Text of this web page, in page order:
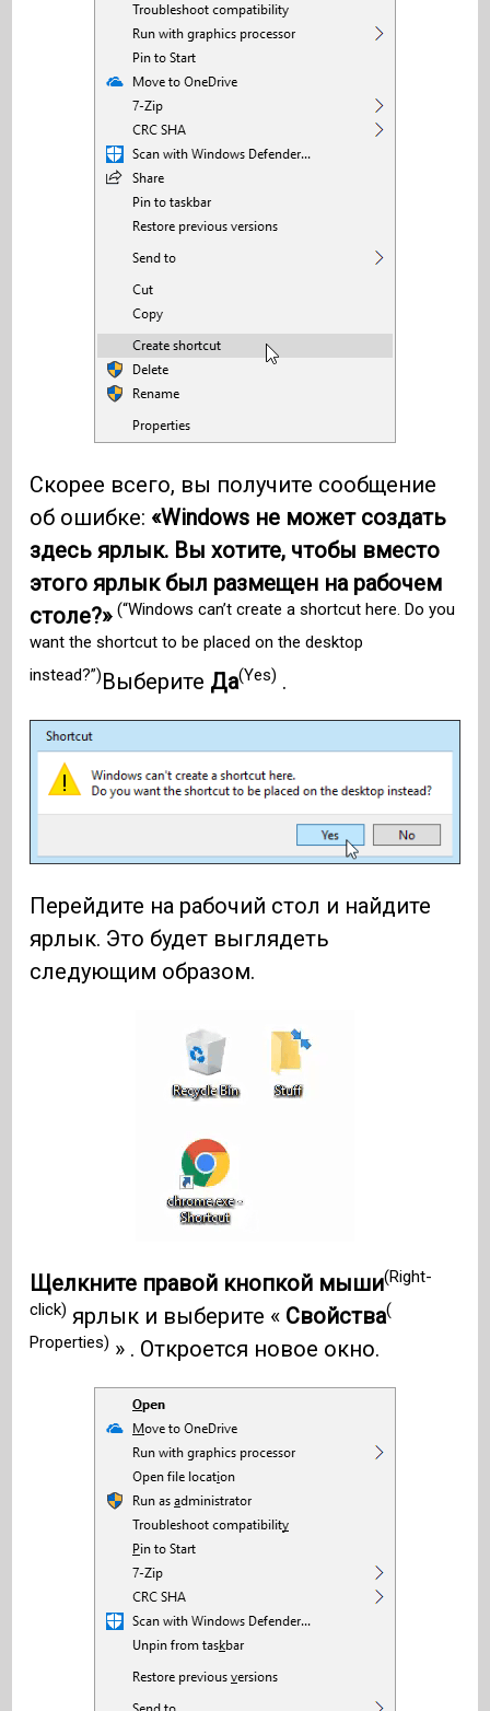
Скорее всего, вы получите сообщение
об ошибке: «Windows не может создать
здесь ярлык. Вы хотите, чтобы вместо
этого ярлык был размещен на рабочем
столе?»(“Windows can’t create a shortcut here. Do you
want the shortcut to be placed on the desktop
instead?”)Выберите Да(Yes) .
Перейдите на рабочий стол и найдите
ярлык. Это будет выглядеть
следующим образом.
Щелкните правой кнопкой мыши(Right-
click) ярлык и выберите « Свойства(
Properties) » . Откроется новое окно.